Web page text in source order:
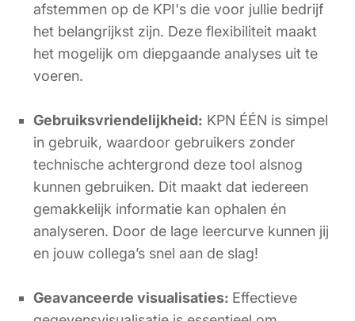
afstemmen op de KPI's die voor jullie bedrijf
het belangrijkst zijn. Deze flexibiliteit maakt
het mogelijk om diepgaande analyses uit te
voeren.
Gebruiksvriendelijkheid: KPN ÉÉN is simpel
in gebruik, waardoor gebruikers zonder
technische achtergrond deze tool alsnog
kunnen gebruiken. Dit maakt dat iedereen
gemakkelijk informatie kan ophalen én
analyseren. Door de lage leercurve kunnen jij
en jouw collega’s snel aan de slag!
Geavanceerde visualisaties: Effectieve